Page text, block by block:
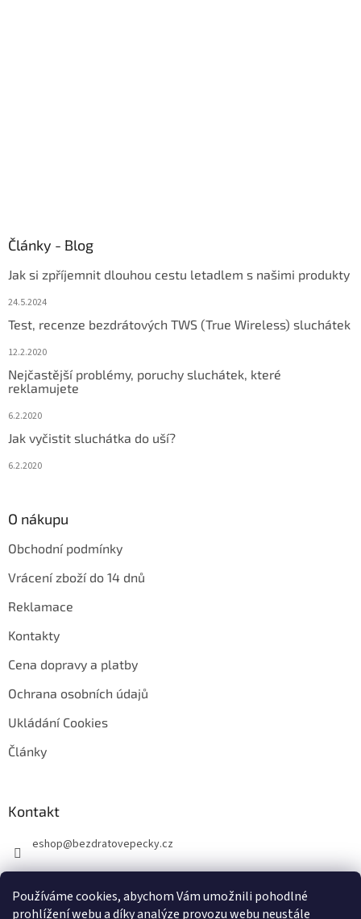
Používáme cookies, abychom Vám umožnili pohodlné
prohlížení webu a díky analýze provozu webu neustále
Články - Blog
Jak si zpříjemnit dlouhou cestu letadlem s našimi produkty
24.5.2024
Test, recenze bezdrátových TWS (True Wireless) sluchátek
12.2.2020
Nejčastější problémy, poruchy sluchátek, které
reklamujete
6.2.2020
Jak vyčistit sluchátka do uší?
6.2.2020
O nákupu
Obchodní podmínky
Vrácení zboží do 14 dnů
Reklamace
Kontakty
Cena dopravy a platby
Ochrana osobních údajů
Ukládání Cookies
Články
Kontakt
eshop@bezdratovepecky.cz